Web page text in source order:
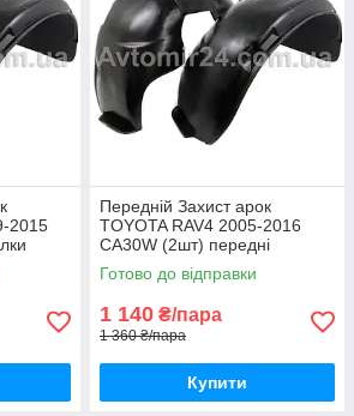
2015
Передній Захист арок
TOYOTA RAV4 2005-2016
CA30W (2шт) передні
Підкрилки Тойота Рав4 з
2005 пара передніх
Готово до відправки
1 140 ₴/пара
1 360 ₴/пара
Купити